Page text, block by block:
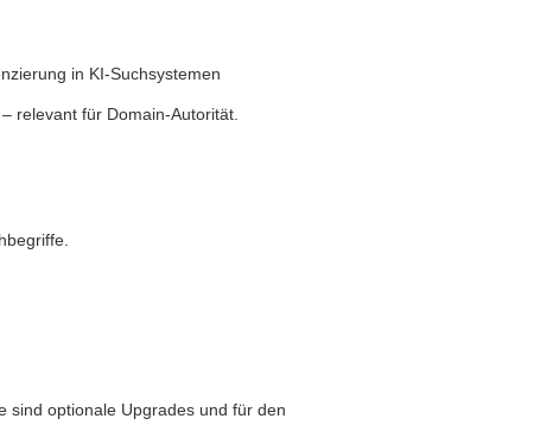
in KI-Suchsystemen
relevant für Domain-Autorität.
sind optionale Upgrades und für den